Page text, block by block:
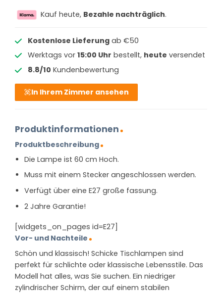
Kauf heute, Bezahle nachträglich.
Kostenlose Lieferungab €50
Werktags vor 15:00 Uhr bestellt, heute versendet
8.8/10 Kundenbewertung
In Ihrem Zimmer ansehen
Produktinformationen
Produktbeschreibung
Die Lampe ist 60 cm Hoch.
Muss mit einem Stecker angeschlossen werden.
Verfügt über eine E27 große fassung.
2 Jahre Garantie!
[widgets_on_pages id=E27]
Vor- und Nachteile
Schön und klassisch! Schicke Tischlampen sind
perfekt für schlichte oder klassische Lebensstile. Das
Modell hat alles, was Sie suchen. Ein niedriger
zylindrischer Schirm, der auf einem stabilen